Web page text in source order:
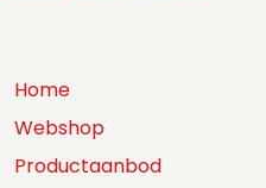
Home
Webshop
Productaanbod